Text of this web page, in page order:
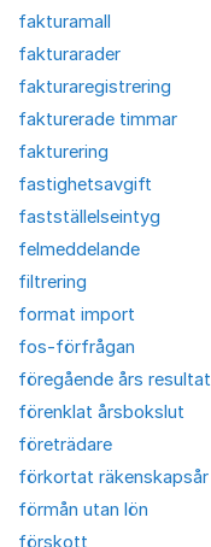
fakturamall
fakturarader
fakturaregistrering
fakturerade timmar
fakturering
fastighetsavgift
fastställelseintyg
felmeddelande
filtrering
format import
fos-förfrågan
föregående års resultat
förenklat årsbokslut
företrädare
förkortat räkenskapsår
förmån utan lön
förskott